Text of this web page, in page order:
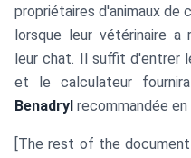
propriétaires d'animaux de
lorsque leur vétérinaire a
leur chat. Il suffit d'entrer
et le calculateur
Benadryl recommandée en
[The rest of the